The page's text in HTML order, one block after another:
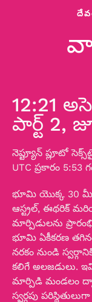
12:21
పార్ట్ 2,
నెప్ట్యూన్ ప్లూటో
UTC ప్రకారం 5:53
భూమి యొక్క 30
ఆస్ట్రల్, ఈథరిక్
మార్పిడులను
భూమి ఏకీకరణ
నరకం నుండి
కలిగే అలజడులు.
మార్పిడి మండలం
స్వర్గపు